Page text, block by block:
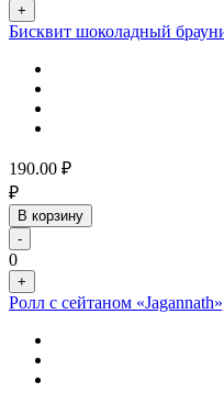
+
Бисквит шоколадный
190.00 ₽
₽
В корзину
-
0
+
Ролл с сейтаном